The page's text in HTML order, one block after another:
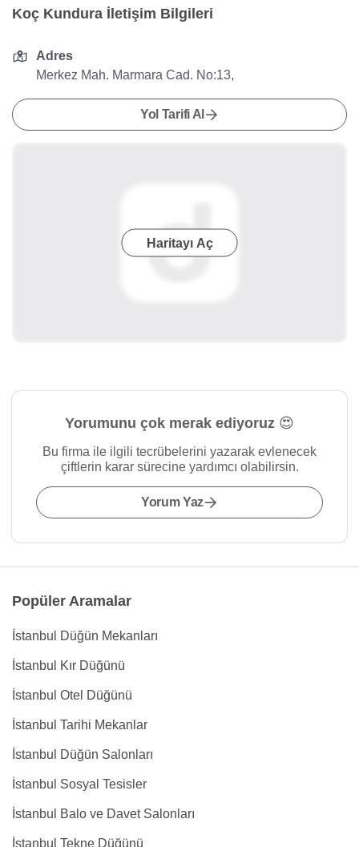
Koç Kundura İletişim Bilgileri
Adres
Merkez Mah. Marmara Cad. No:13,
Yol Tarifi Al
Haritayı Aç
Yorumunu çok merak ediyoruz 😍
Bu firma ile ilgili tecrübelerini yazarak evlenecek
çiftlerin karar sürecine yardımcı olabilirsin.
Yorum Yaz
Popüler Aramalar
İstanbul Düğün Mekanları
İstanbul Kır Düğünü
İstanbul Otel Düğünü
İstanbul Tarihi Mekanlar
İstanbul Düğün Salonları
İstanbul Sosyal Tesisler
İstanbul Balo ve Davet Salonları
İstanbul Tekne Düğünü